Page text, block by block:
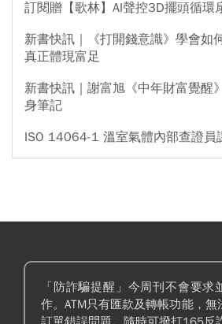
訂閱贈【歌林】AI聲控3D擺頭循環
新書快訊｜《打開錢意識》學會如
真正體現富足
新書快訊｜謝富旭《中年財富覺醒
身筆記
ISO 14064-1 溫室氣體內部查證員
「防詐騙提醒」今周刊不會要求
作。ATM只有匯款及轉帳功能，